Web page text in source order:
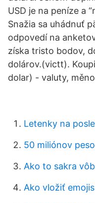
USD je na peníze a
Snažia sa uhádnuť
odpovedí na
získa tristo bodov,
dolárov.(victt).
dolar) - valuty,
Letenky na
50 miliónov
Ako to sakra
Ako vložiť